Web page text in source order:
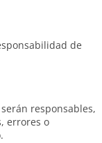
de
responsables,
errores o